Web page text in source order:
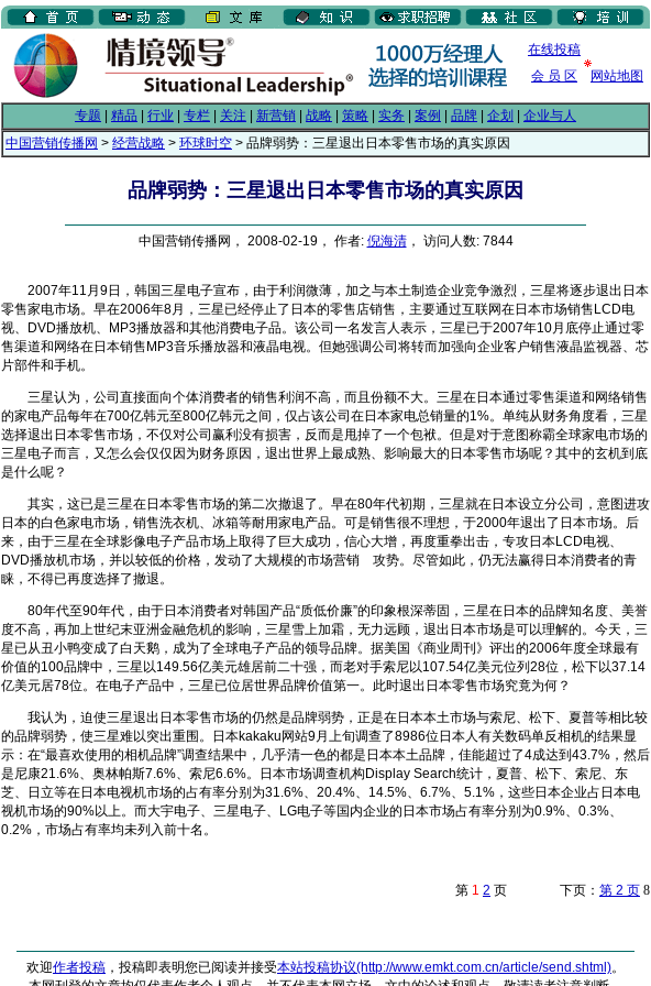
在线投稿
会 员 区
网站地图
专题 精品 行业 专栏 关注 新营销 战略 策略 实务 案例 品牌 企划
企业与人
中国营销传播网 > 经营战略 > 环球时空 > 品牌弱势：三星退出日本零售市场的真实原因
品牌弱势：三星退出日本零售市场的真实原因
中国营销传播网， 2008-02-19， 作者: 倪海清， 访问人数: 7844
2007年11月9日，韩国三星电子宣布，由于利润微薄，加之与本土制造企业竞争激烈，三星将逐步退出日本
零售家电市场。早在2006年8月，三星已经停止了日本的零售店销售，主要通过互联网在日本市场销售LCD电
视、DVD播放机、MP3播放器和其他消费电子品。该公司一名发言人表示，三星已于2007年10月底停止通过零
售渠道和网络在日本销售MP3音乐播放器和液晶电视。但她强调公司将转而加强向企业客户销售液晶监视器、芯
片部件和手机。
三星认为，公司直接面向个体消费者的销售利润不高，而且份额不大。三星在日本通过零售渠道和网络销售
的家电产品每年在700亿韩元至800亿韩元之间，仅占该公司在日本家电总销量的1%。单纯从财务角度看，三星
选择退出日本零售市场，不仅对公司赢利没有损害，反而是甩掉了一个包袱。但是对于意图称霸全球家电市场的
三星电子而言，又怎么会仅仅因为财务原因，退出世界上最成熟、影响最大的日本零售市场呢？其中的玄机到底
是什么呢？
其实，这已是三星在日本零售市场的第二次撤退了。早在80年代初期，三星就在日本设立分公司，意图进攻
日本的白色家电市场，销售洗衣机、冰箱等耐用家电产品。可是销售很不理想，于2000年退出了日本市场。后
来，由于三星在全球影像电子产品市场上取得了巨大成功，信心大增，再度重拳出击，专攻日本LCD电视、
DVD播放机市场，并以较低的价格，发动了大规模的市场营销
攻势。尽管如此，仍无法赢得日本消费者的青
睐，不得已再度选择了撤退。
80年代至90年代，由于日本消费者对韩国产品“质低价廉”的印象根深蒂固，三星在日本的品牌知名度、美誉
度不高，再加上世纪末亚洲金融危机的影响，三星雪上加霜，无力远顾，退出日本市场是可以理解的。今天，三
星已从丑小鸭变成了白天鹅，成为了全球电子产品的领导品牌。据美国《商业周刊》评出的2006年度全球最有
价值的100品牌中，三星以149.56亿美元雄居前二十强，而老对手索尼以107.54亿美元位列28位，松下以37.14
亿美元居78位。在电子产品中，三星已位居世界品牌价值第一。此时退出日本零售市场究竟为何？
我认为，迫使三星退出日本零售市场的仍然是品牌弱势，正是在日本本土市场与索尼、松下、夏普等相比较
的品牌弱势，使三星难以突出重围。日本kakaku网站9月上旬调查了8986位日本人有关数码单反相机的结果显
示：在“最喜欢使用的相机品牌”调查结果中，几乎清一色的都是日本本土品牌，佳能超过了4成达到43.7%，然后
是尼康21.6%、奥林帕斯7.6%、索尼6.6%。日本市场调查机构Display Search统计，夏普、松下、索尼、东
芝、日立等在日本电视机市场的占有率分别为31.6%、20.4%、14.5%、6.7%、5.1%，这些日本企业占日本电
视机市场的90%以上。而大宇电子、三星电子、LG电子等国内企业的日本市场占有率分别为0.9%、0.3%、
0.2%，市场占有率均未列入前十名。
第 1 2 页 下页： 第 2 页 8
欢迎作者投稿 ，投稿即表明您已阅读并接受本站投稿协议(http://www.emkt.com.cn/article/send.shtml)。